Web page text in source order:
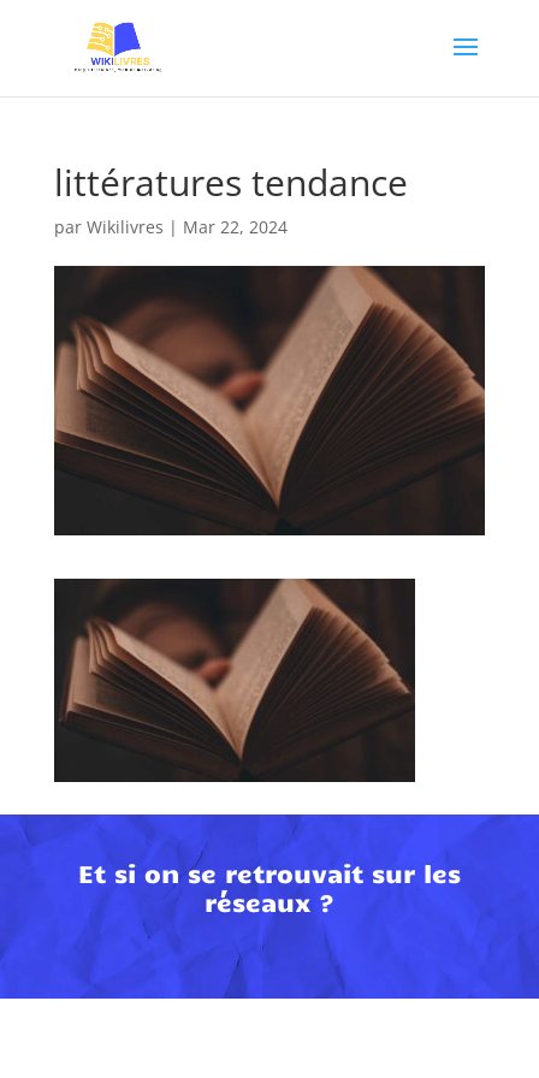
littératures tendance
par Wikilivres | Mar 22, 2024
Et si on se retrouvait sur les
réseaux ?